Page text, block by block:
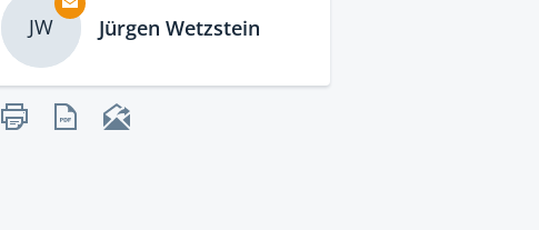
JW Jürgen Wetzstein